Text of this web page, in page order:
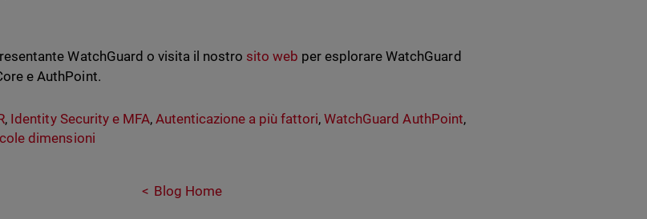
WatchGuard o visita il nostro sito web per esplorare WatchGuard
e AuthPoint.
, Identity Security e MFA, Autenticazione a più fattori,WatchGuard AuthPoint,
dimensioni
Blog Home